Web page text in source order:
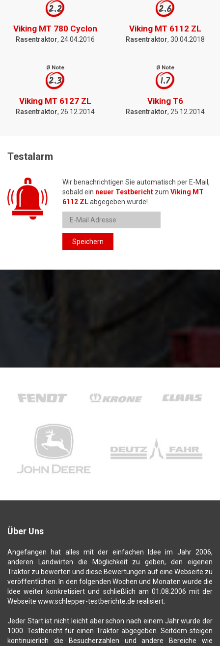
2.2
Viking MT 780 Cyclon
Rasentraktor, 24.04.2016
2.6
Viking MT 6112 ZL
Rasentraktor, 30.04.2018
Ø Note
2.3
Viking MT 6127 ZL
Rasentraktor, 26.12.2014
Ø Note
1.7
Viking T6
Rasentraktor, 25.12.2014
Testalarm
Wir benachrichtigen Sie automatisch per E-Mail,
sobald ein neuer Testbericht zum Viking MT
6112 ZLabgegeben wurde!
Speichern
Über Uns
Angefangen hat alles mit der einfachen Idee im Jahr 2006,
anderen Landwirten die Möglichkeit zu geben, den eigenen
Traktor zu bewerten und diese Bewertungen auf eine Webseite zu
veröffentlichen. In den folgenden Wochen und Monaten wurde die
Idee weiter konkretisiert und schließlich am 01.08.2006 mit der
Webseite www.schlepper-testberichte.de realisiert.
Jeder Start ist nicht leicht aber schon nach einem Jahr wurde der
1000. Testbericht für einen Traktor abgegeben. Seitdem steigen
kontinuierlich die Besucherzahlen und andere Bereiche wie